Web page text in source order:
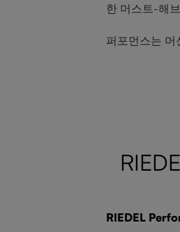
한 머스트-해
퍼포먼스는 머
제품 갤러리
RIEDEL